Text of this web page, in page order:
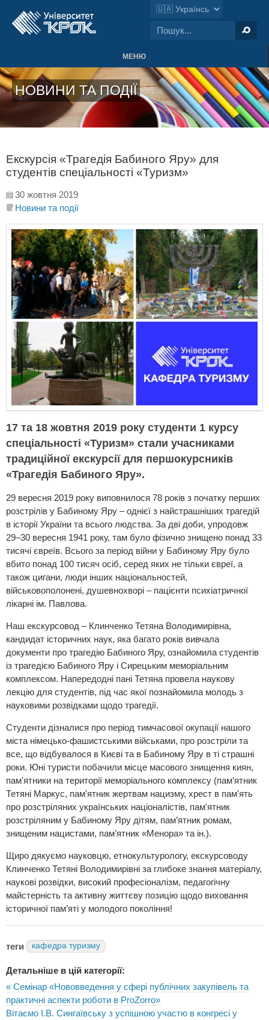
МЕНЮ
НОВИНИ ТА ПОДІЇ
Екскурсія «Трагедія Бабиного Яру» для
студентів спеціальності «Туризм»
30 жовтня 2019
Новини та події
17 та 18 жовтня 2019 року студенти 1 курсу
спеціальності «Туризм» стали учасниками
традиційної екскурсії для першокурсників
«Трагедія Бабиного Яру».
29 вересня 2019 року виповнилося 78 років з початку перших
розстрілів у Бабиному Яру – однієї з найстрашніших трагедій
в історії України та всього людства. За дві доби, упродовж
29–30 вересня 1941 року, там було фізично знищено понад 33
тисячі євреїв. Всього за період війни у Бабиному Яру було
вбито понад 100 тисяч осіб, серед яких не тільки євреї, а
також цигани, люди інших національностей,
військовополонені, душевнохворі – пацієнти психіатричної
лікарні ім. Павлова.
Наш екскурсовод – Клинченко Тетяна Володимирівна,
кандидат історичних наук, яка багато років вивчала
документи про трагедію Бабиного Яру, ознайомила студентів
із трагедією Бабиного Яру і Сирецьким меморіальним
комплексом. Напередодні пані Тетяна провела наукову
лекцію для студентів, під час якої познайомила молодь з
науковими розвідками щодо трагедії.
Студенти дізналися про період тимчасової окупації нашого
міста німецько-фашистськими військами, про розстріли та
все, що відбувалося в Києві та в Бабиному Яру в ті страшні
роки. Юні туристи побачили місце масового знищення киян,
пам'ятники на території меморіального комплексу (пам’ятник
Тетяні Маркус, пам'ятник жертвам нацизму, хрест в пам'ять
про розстріляних українських націоналістів, пам'ятник
розстріляним у Бабиному Яру дітям, пам’ятник ромам,
знищеним нацистами, пам’ятник «Менора» та ін.).
Щиро дякуємо науковцю, етнокультурологу, екскурсоводу
Клинченко Тетяні Володимирівні за глибоке знання матеріалу,
наукові розвідки, високий професіоналізм, педагогічну
майстерність та активну життєву позицію щодо виховання
історичної пам’яті у молодого покоління!
теги кафедра туризму
Детальніше в цій категорії:
« Семінар «Нововведення у сфері публічних закупівель та
практичні аспекти роботи в ProZorro»
Вітаємо І.В. Сингаївську з успішною участю в конгресі у